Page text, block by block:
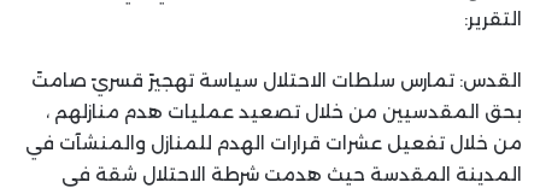
التقرير:
القدس: تمارس سلطات الاحتلال سياسة تهجيرً قسريً صامتً
بحق المقدسيين من خلال تصعيد عمليات هدم منازلهم ،
من خلال تفعيل عشرات قرارات الهدم للمنازل والمنشآت في
المدينة المقدسة حيث هدمت شرطة الاحتلال شقة في